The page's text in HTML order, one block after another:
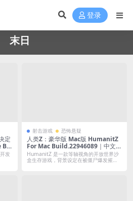
登录
末日
定
Be
｜
发
射击游戏 恐怖悬疑
人类Z：豪华版 Mac版 HumanitZ
For Mac Build.22946089｜中文移
植版｜含全DLC｜末日尸潮开放世
界生存游戏
HumanitZ 是一款等轴视角的开放世界沙
盒生存游戏，背景设定在被僵尸爆发摧